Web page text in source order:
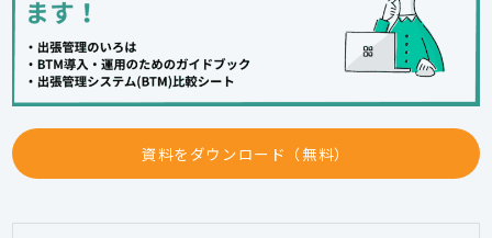
資料をダウンロード（無料）